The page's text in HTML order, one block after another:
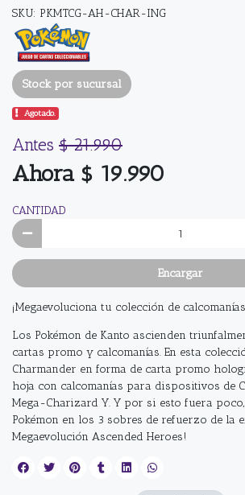
SKU: PKMTCG-AH-CHAR-ING
Stock por sucursal
Agotado.
Antes $ 21.990
Ahora $ 19.990
CANTIDAD
Encargar
¡Megaevoluciona tu colección de
Los Pokémon de Kanto ascienden
cartas promo y calcomanías. En esta
Charmander en forma de carta promo
hoja con calcomanías para dispositivos de
Mega-Charizard Y. Y por si esto fuera poco,
Pokémon en los 3 sobres de refuerzo de la
Megaevolución Ascended Heroes!